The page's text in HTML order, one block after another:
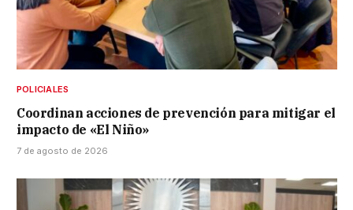
POLICIALES
Coordinan acciones de prevención para mitigar el
impacto de «El Niño»
7 de agosto de 2026